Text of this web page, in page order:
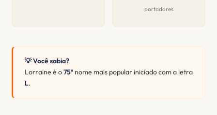
portadores
💡 Você sabia?
Lorraine é o75º nome mais popular iniciado com a letra
L.